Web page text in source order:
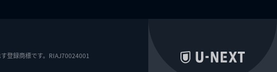
登録商標です。RIAJ70024001